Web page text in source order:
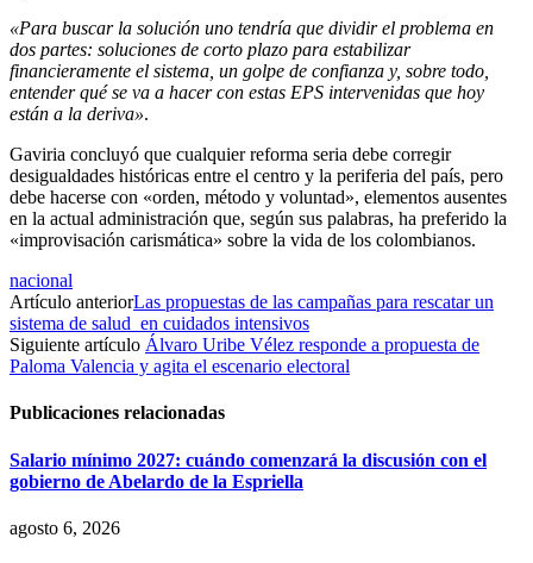
«Para buscar la solución uno tendría que dividir el problema en
dos partes: soluciones de corto plazo para estabilizar
financieramente el sistema, un golpe de confianza y, sobre todo,
entender qué se va a hacer con estas EPS intervenidas que hoy
están a la deriva».
Gaviria concluyó que cualquier reforma seria debe corregir
desigualdades históricas entre el centro y la periferia del país, pero
debe hacerse con «orden, método y voluntad», elementos ausentes
en la actual administración que, según sus palabras, ha preferido la
«improvisación carismática» sobre la vida de los colombianos.
nacional
Artículo anteriorLas propuestas de las campañas para rescatar un
sistema de salud en cuidados intensivos
Siguiente artículo Álvaro Uribe Vélez responde a propuesta de
Paloma Valencia y agita el escenario electoral
Publicaciones relacionadas
Salario mínimo 2027: cuándo comenzará la discusión con el
gobierno de Abelardo de la Espriella
agosto 6, 2026